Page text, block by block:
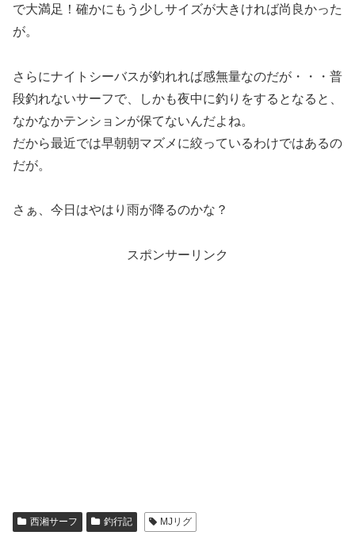
で大満足！確かにもう少しサイズが大きければ尚良かった
が。
さらにナイトシーバスが釣れれば感無量なのだが・・・普
段釣れないサーフで、しかも夜中に釣りをするとなると、
なかなかテンションが保てないんだよね。
だから最近では早朝朝マズメに絞っているわけではあるの
だが。
さぁ、今日はやはり雨が降るのかな？
スポンサーリンク
西湘サーフ 釣行記 MJリグ